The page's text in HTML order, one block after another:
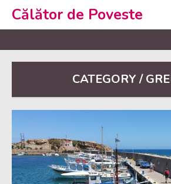
Călător de Poveste
CATEGORY /